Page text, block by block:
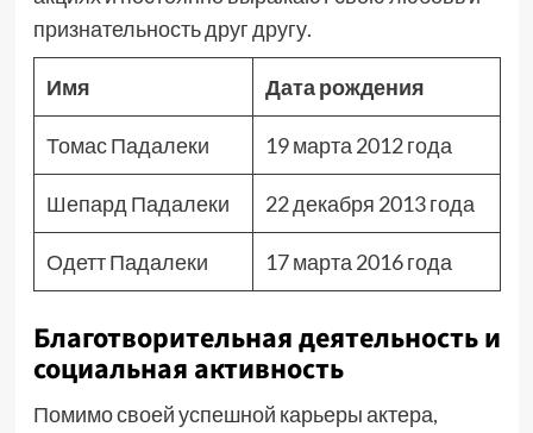
признательность друг другу.
Имя Дата рождения
Томас Падалеки 19 марта 2012 года
Шепард Падалеки 22 декабря 2013 года
Одетт Падалеки 17 марта 2016 года
Благотворительная деятельность и
социальная активность
Помимо своей успешной карьеры актера,